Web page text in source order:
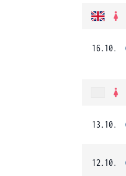
16.10.
13.10.
12.10.